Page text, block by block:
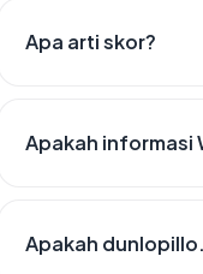
Apa arti skor?
Apakah informasi
Apakah